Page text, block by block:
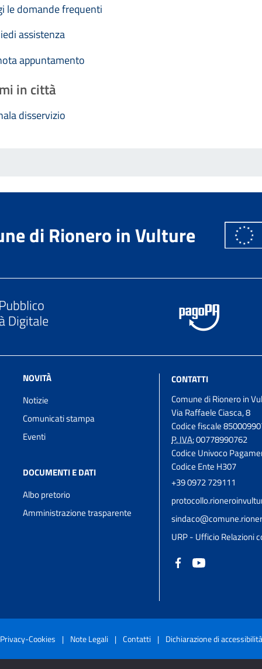
le domande frequenti
assistenza
appuntamento
in città
disservizio
di Rionero in Vulture
NOVITÀ
Notizie
Comunicati stampa
Eventi
DOCUMENTI E DATI
Albo pretorio
Amministrazione trasparente
CONTATTI
Comune di Rionero in
Via Raffaele Ciasca, 8
Codice fiscale
P. IVA:00778990762
Codice Univoco
Codice Ente H307
+39 0972 729111
URP - Ufficio Relazioni
Privacy-Cookies | Note Legali | Contatti | Dichiarazione di accessibilità